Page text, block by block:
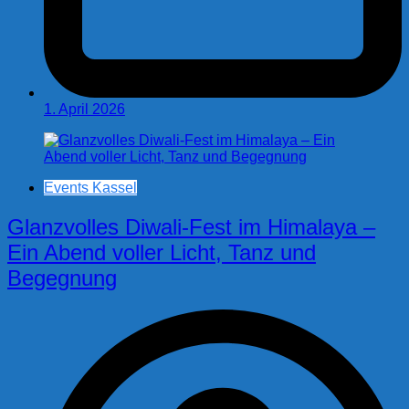
1. April 2026
Events Kassel
Glanzvolles Diwali-Fest im Himalaya –
Ein Abend voller Licht, Tanz und
Begegnung